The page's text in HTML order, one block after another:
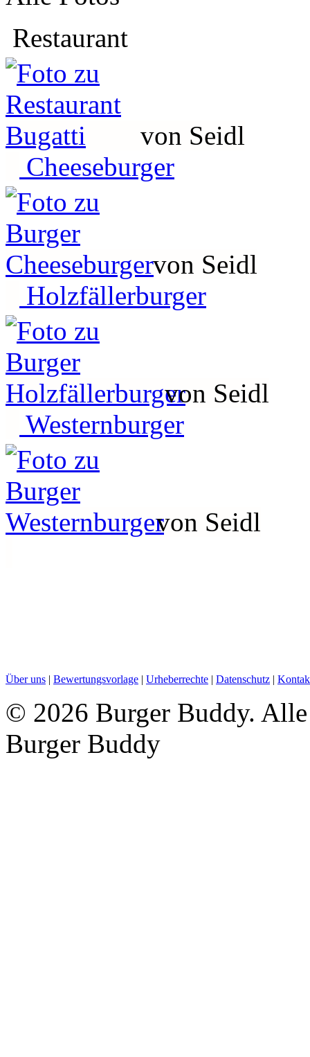
Restaurant
von Seidl
Cheeseburger
von Seidl
Holzfällerburger
von Seidl
Westernburger
von Seidl
Über uns | Bewertungsvorlage | Urheberrechte | Datenschutz |
© 2026 Burger Buddy.
Burger Buddy